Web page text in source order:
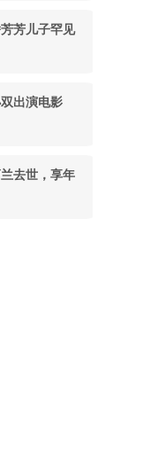
芳儿子罕见
出演电影
去世，享年